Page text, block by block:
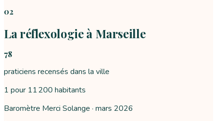
02
La réflexologie à Marseille
78
praticiens recensés dans la ville
1 pour 11 200 habitants
Baromètre Merci Solange · mars 2026